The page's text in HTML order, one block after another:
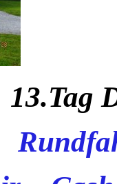
13.Tag